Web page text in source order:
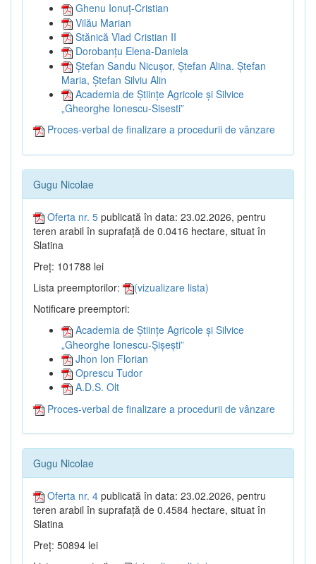
Ghenu Ionuț-Cristian
Vilău Marian
Stănică Vlad Cristian II
Dorobanțu Elena-Daniela
Ștefan Sandu Nicușor, Ștefan Alina. Ștefan
Maria, Ștefan Silviu Alin
Academia de Științe Agricole și Silvice
„Gheorghe Ionescu-Sisesti”
Proces-verbal de finalizare a procedurii de vânzare
Gugu Nicolae
Oferta nr. 5 publicată în data: 23.02.2026, pentru
teren arabil în suprafață de 0.0416 hectare, situat în
Slatina
Preț: 101788 lei
Lista preemptorilor:
(vizualizare lista)
Notificare preemptori:
Academia de Științe Agricole și Silvice
„Gheorghe Ionescu-Șișești”
Jhon Ion Florian
Oprescu Tudor
A.D.S. Olt
Proces-verbal de finalizare a procedurii de vânzare
Gugu Nicolae
Oferta nr. 4 publicată în data: 23.02.2026, pentru
teren arabil în suprafață de 0.4584 hectare, situat în
Slatina
Preț: 50894 lei